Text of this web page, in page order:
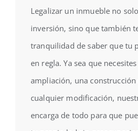
Legalizar un inmueble no
inversión, sino que también
tranquilidad de saber que tu
en regla. Ya sea que
ampliación, una construcción
cualquier modificación,
encarga de todo para que